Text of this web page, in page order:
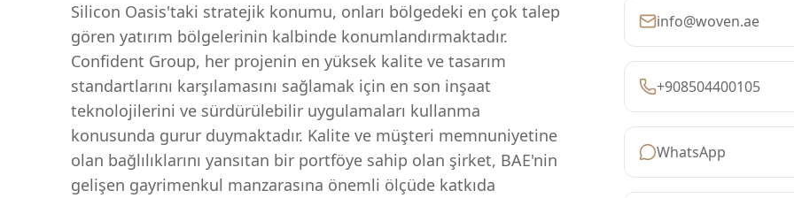
Silicon Oasis'taki stratejik konumu, onları bölgedeki en çok talep
gören yatırım bölgelerinin kalbinde konumlandırmaktadır.
Confident Group, her projenin en yüksek kalite ve tasarım
standartlarını karşılamasını sağlamak için en son inşaat
teknolojilerini ve sürdürülebilir uygulamaları kullanma
konusunda gurur duymaktadır. Kalite ve müşteri memnuniyetine
olan bağlılıklarını yansıtan bir portföye sahip olan şirket, BAE'nin
gelişen gayrimenkul manzarasına önemli ölçüde katkıda
info@woven.ae
+908504400105
WhatsApp